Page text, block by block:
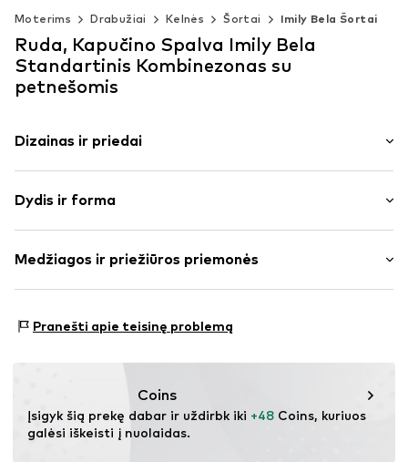
Moterims Drabužiai Kelnės Šortai Imily Bela Šortai
Ruda, Kapučino Spalva Imily Bela
Standartinis Kombinezonas su
petnešomis
Dizainas ir priedai
medvilnė
Įprasto pločio petnešėlės
Kvadratinė iškirptė
Prekės Nr. IBE0442001000001
Dydis ir forma
Ilgis: trumpas/mini
Pritaikomumas: Standartinis
Pritaikomumas: Įprastas prigludimas
Dydžių lentelė
Medžiagos ir priežiūros priemonės
Pranešti apie teisinę problemą
Coins
Įsigyk šią prekę dabar ir uždirbk iki +48 Coins, kuriuos
galėsi iškeisti į nuolaidas.